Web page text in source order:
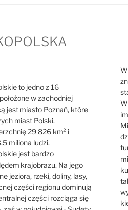
to jedno z 16
w zachodniej
jest miasto Poznań, które
miast Polski.
29 826 km² i
miliona ludzi.
jest bardzo
krajobrazu. Na jego
jeziora, rzeki, doliny, lasy,
części regionu dominują
części rozciąga się